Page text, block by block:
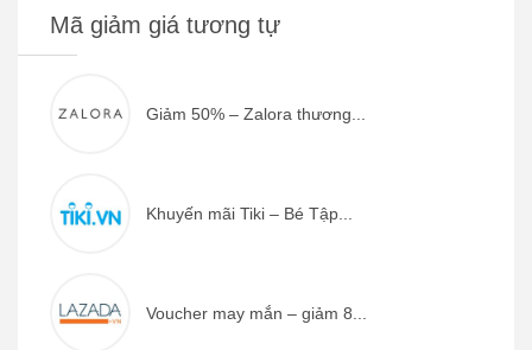
Mã giảm giá tương tự
Giảm 50% – Zalora thương...
Khuyến mãi Tiki – Bé Tập...
Voucher may mắn – giảm 8...